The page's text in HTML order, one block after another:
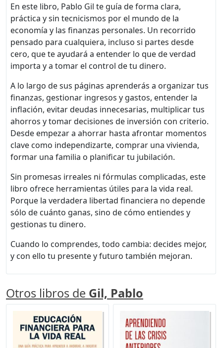
En este libro, Pablo Gil te guía de forma clara,
práctica y sin tecnicismos por el mundo de la
economía y las finanzas personales. Un recorrido
pensado para cualquiera, incluso si partes desde
cero, que te ayudará a entender lo que de verdad
importa y a tomar el control de tu dinero.
A lo largo de sus páginas aprenderás a organizar tus
finanzas, gestionar ingresos y gastos, entender la
inflación, evitar deudas innecesarias, multiplicar tus
ahorros y tomar decisiones de inversión con criterio.
Desde empezar a ahorrar hasta afrontar momentos
clave como independizarte, comprar una vivienda,
formar una familia o planificar tu jubilación.
Sin promesas irreales ni fórmulas complicadas, este
libro ofrece herramientas útiles para la vida real.
Porque la verdadera libertad financiera no depende
sólo de cuánto ganas, sino de cómo entiendes y
gestionas tu dinero.
Cuando lo comprendes, todo cambia: decides mejor,
y con ello tu presente y futuro también mejoran.
Otros libros de Gil, Pablo